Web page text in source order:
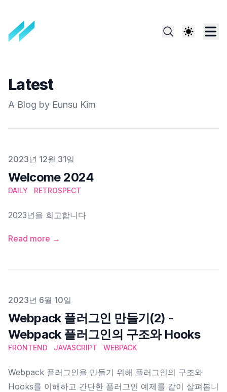
Latest
A Blog by Eunsu Kim
Published on
2023년 12월 31일
Welcome 2024
DAILY RETROSPECT
2023년을 회고합니다
Read more →
Published on
2023년 6월 10일
Webpack 플러그인 만들기(2) -
Webpack 플러그인의 구조와 Hooks
FRONTEND JAVASCRIPT WEBPACK
Webpack 플러그인을 만들기 위해 플러그인의 구조와
Hooks를 이해하고 간단한 플러그인 예제를 같이 살펴봅니